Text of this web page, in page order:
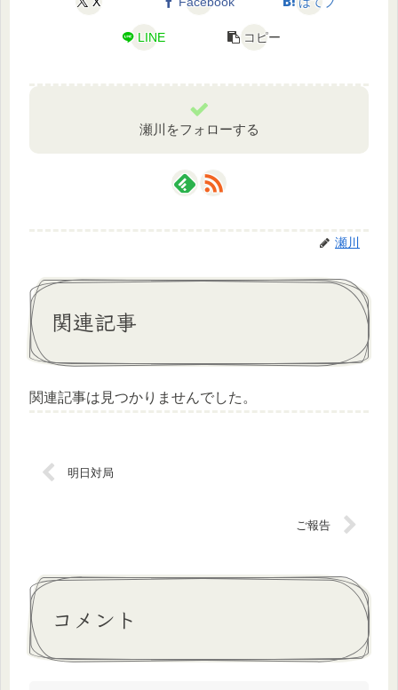
LINE コピー
瀬川をフォローする
瀬川
関連記事
関連記事は見つかりませんでした。
明日対局
ご報告
コメント